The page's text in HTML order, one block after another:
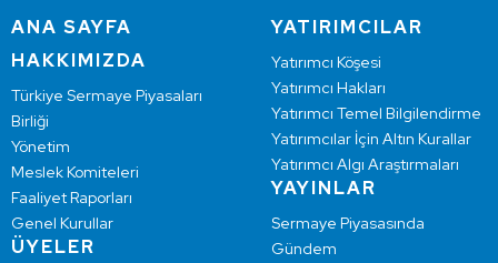
ANA SAYFA
HAKKIMIZDA
Türkiye Sermaye Piyasaları
Birliği
Yönetim
Meslek Komiteleri
Faaliyet Raporları
Genel Kurullar
ÜYELER
YATIRIMCILAR
Yatırımcı Köşesi
Yatırımcı Hakları
Yatırımcı Temel Bilgilendirme
Yatırımcılar İçin Altın Kurallar
Yatırımcı Algı Araştırmaları
YAYINLAR
Sermaye Piyasasında
Gündem